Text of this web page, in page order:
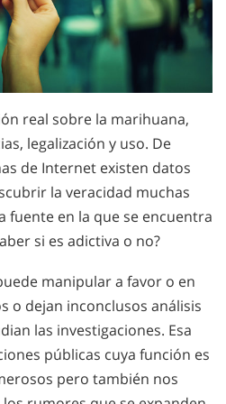
real sobre la marihuana,
legalización y uso. De
de Internet existen datos
la veracidad muchas
fuente en la que se encuentra
si es adictiva o no?
manipular a favor o en
o dejan inconclusos análisis
las investigaciones. Esa
públicas cuya función es
pero también nos